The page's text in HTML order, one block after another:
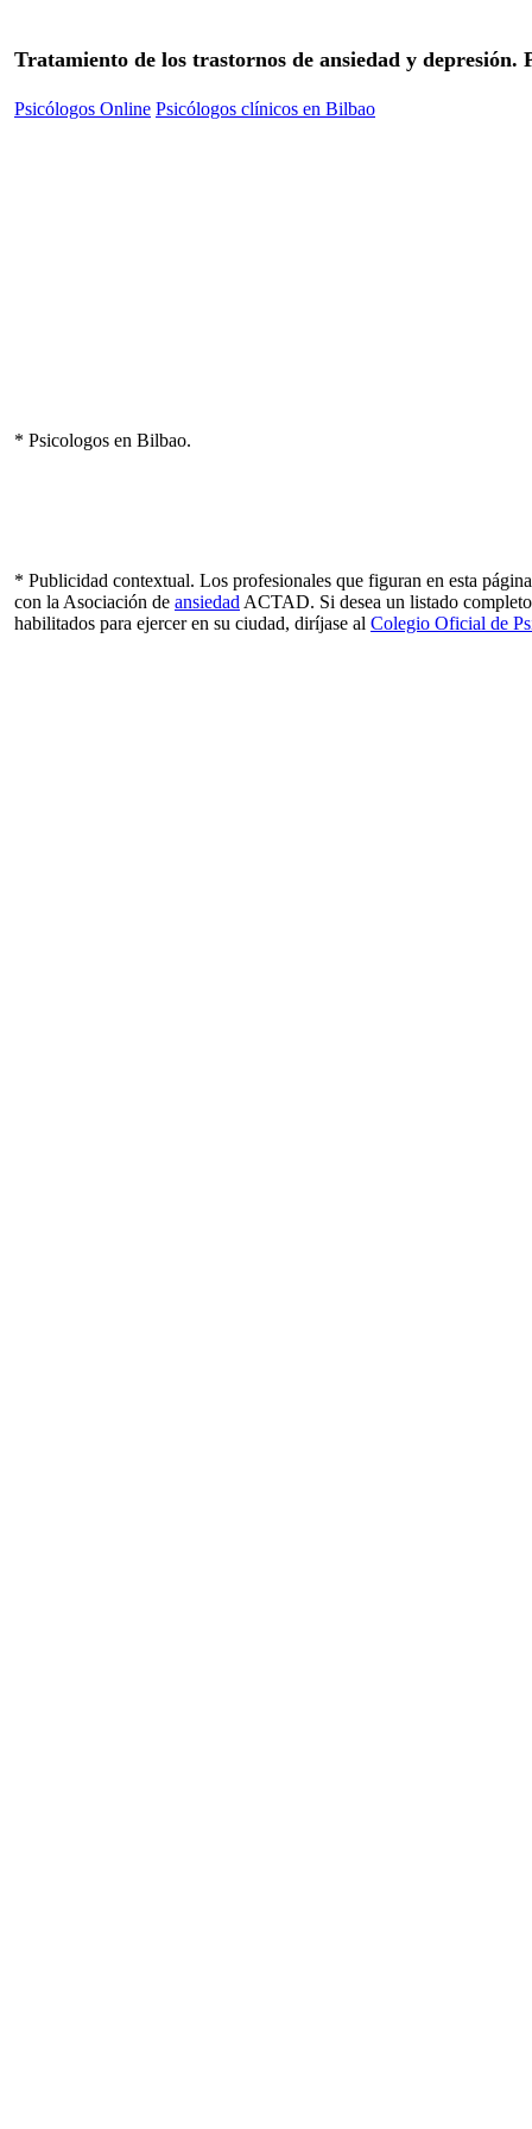
Tratamiento de los trastornos de ansiedad y depresión.
Psicólogos Online Psicólogos clínicos en Bilbao
* Psicologos en Bilbao.
* Publicidad contextual. Los profesionales que figuran en esta
con la Asociación de ansiedad ACTAD. Si desea un listado
habilitados para ejercer en su ciudad, diríjase al Colegio Oficial de